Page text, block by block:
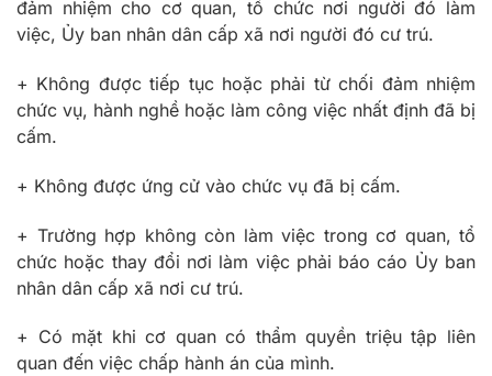
đảm nhiệm cho cơ quan, tổ chức nơi người đó làm
việc, Ủy ban nhân dân cấp xã nơi người đó cư trú.
+ Không được tiếp tục hoặc phải từ chối đảm nhiệm
chức vụ, hành nghề hoặc làm công việc nhất định đã bị
cấm.
+ Không được ứng cử vào chức vụ đã bị cấm.
+ Trường hợp không còn làm việc trong cơ quan, tổ
chức hoặc thay đổi nơi làm việc phải báo cáo Ủy ban
nhân dân cấp xã nơi cư trú.
+ Có mặt khi cơ quan có thẩm quyền triệu tập liên
quan đến việc chấp hành án của mình.